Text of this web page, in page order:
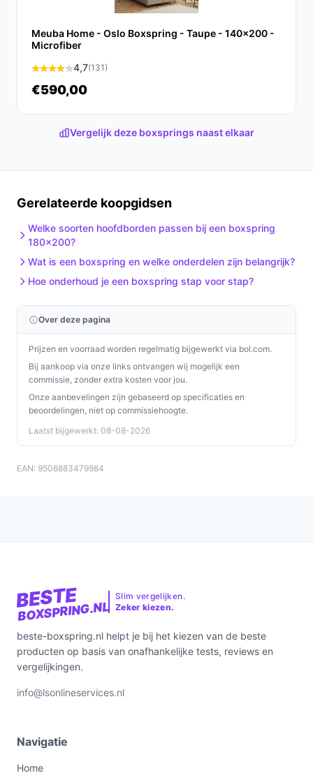
Ontdek alle specificaties en vergelijk prijzen op beste-
behoeften!
Meuba Home - Oslo Boxspring - Taupe - 140x200 -
Microfiber
4,7(131)
€590,00
Vergelijk deze boxsprings naast elkaar
Gerelateerde koopgidsen
Welke soorten hoofdborden passen bij een boxspring
180x200?
Wat is een boxspring en welke onderdelen zijn belangrijk?
Hoe onderhoud je een boxspring stap voor stap?
Over deze pagina
Prijzen en voorraad worden regelmatig bijgewerkt via bol.com.
Bij aankoop via onze links ontvangen wij mogelijk een
commissie, zonder extra kosten voor jou.
Onze aanbevelingen zijn gebaseerd op specificaties en
beoordelingen, niet op commissiehoogte.
Laatst bijgewerkt: 08-08-2026
EAN: 9506883479984
BESTE
BOXSPRING.NL
Slim vergelijken.
Zeker kiezen.
beste-boxspring.nl helpt je bij het kiezen van de beste
producten op basis van onafhankelijke tests, reviews en
vergelijkingen.
info@lsonlineservices.nl
Navigatie
Home